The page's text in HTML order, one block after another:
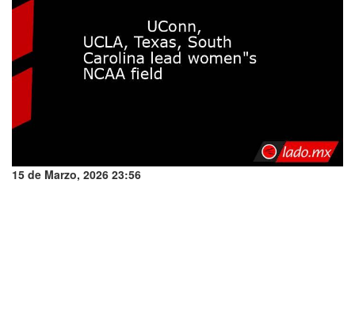
15 de Marzo, 2026 23:56